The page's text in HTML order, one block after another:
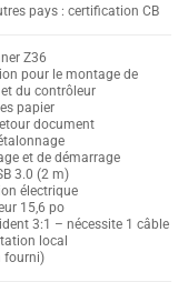
pays : certification CB
Z36
pour le montage de
du contrôleur
papier
document
et de démarrage
3.0 (2 m)
électrique
15,6 po
3:1 – nécessite 1 câble
local
fourni)